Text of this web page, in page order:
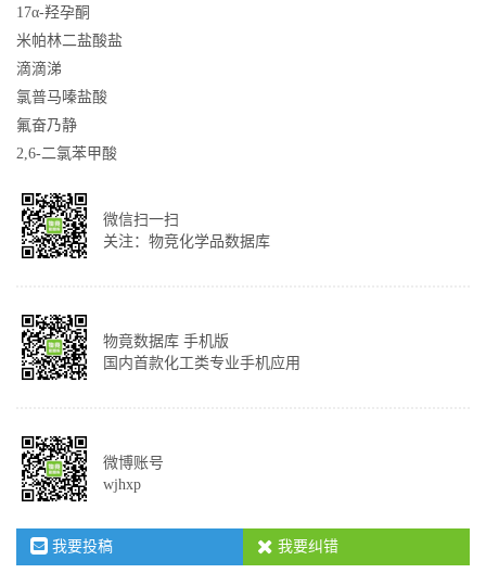
17α-羟孕酮
米帕林二盐酸盐
滴滴涕
氯普马嗪盐酸
氟奋乃静
2,6-二氯苯甲酸
微信扫一扫
关注：物竞化学品数据库
物竟数据库 手机版
国内首款化工类专业手机应用
微博账号
wjhxp
我要投稿 我要纠错